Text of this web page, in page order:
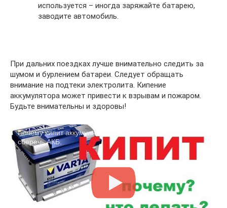
используется – иногда заряжайте батарею,
заводите автомобиль.
При дальних поездках лучше внимательно следить за
шумом и бурлением батареи. Следует обращать
внимание на подтеки электролита. Кипение
аккумулятора может привести к взрывам и пожаром.
Будьте внимательны и здоровы!
Почему кипит аккумулятор. От чего зависит кипение. Как
сберечь АКБ.